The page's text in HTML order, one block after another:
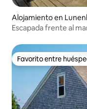
Alojamiento en
Escapada frente al
Favorito entre
Favorito entre